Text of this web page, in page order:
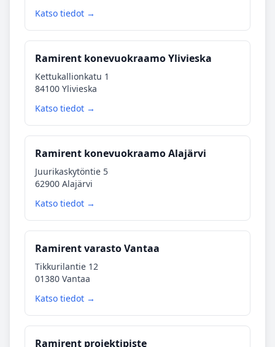
Katso tiedot →
Ramirent konevuokraamo Ylivieska
Kettukallionkatu 1
84100 Ylivieska
Katso tiedot →
Ramirent konevuokraamo Alajärvi
Juurikaskytöntie 5
62900 Alajärvi
Katso tiedot →
Ramirent varasto Vantaa
Tikkurilantie 12
01380 Vantaa
Katso tiedot →
Ramirent projektipiste